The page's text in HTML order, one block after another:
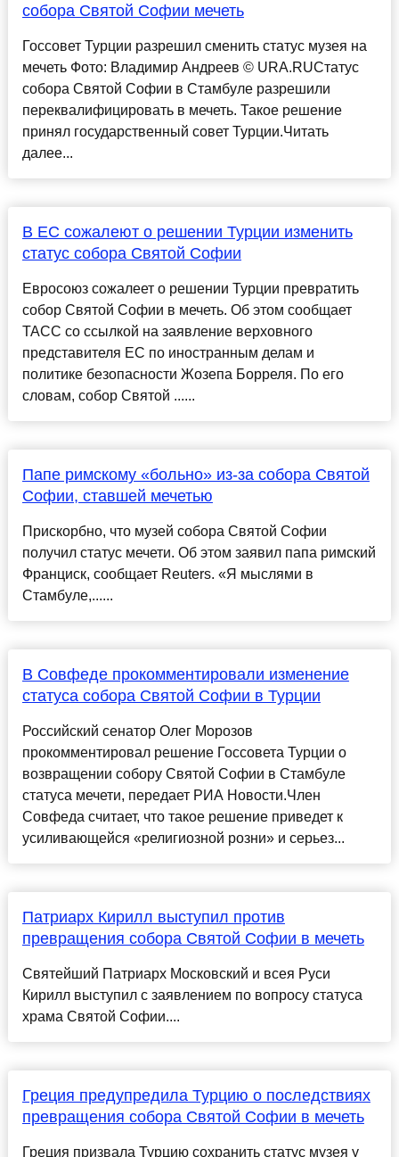
собора Святой Софии мечеть
Госсовет Турции разрешил сменить статус музея на
мечеть Фото: Владимир Андреев © URA.RUСтатус
собора Святой Софии в Стамбуле разрешили
переквалифицировать в мечеть. Такое решение
принял государственный совет Турции.Читать
далее...
В ЕС сожалеют о решении Турции изменить
статус собора Святой Софии
Евросоюз сожалеет о решении Турции превратить
собор Святой Софии в мечеть. Об этом сообщает
ТАСС со ссылкой на заявление верховного
представителя ЕС по иностранным делам и
политике безопасности Жозепа Борреля. По его
словам, собор Святой ......
Папе римскому «больно» из-за собора Святой
Софии, ставшей мечетью
Прискорбно, что музей собора Святой Софии
получил статус мечети. Об этом заявил папа римский
Франциск, сообщает Reuters. «Я мыслями в
Стамбуле,......
В Совфеде прокомментировали изменение
статуса собора Святой Софии в Турции
Российский сенатор Олег Морозов
прокомментировал решение Госсовета Турции о
возвращении собору Святой Софии в Стамбуле
статуса мечети, передает РИА Новости.Член
Совфеда считает, что такое решение приведет к
усиливающейся «религиозной розни» и серьез...
Патриарх Кирилл выступил против
превращения собора Святой Софии в мечеть
Святейший Патриарх Московский и всея Руси
Кирилл выступил с заявлением по вопросу статуса
храма Святой Софии....
Греция предупредила Турцию о последствиях
превращения собора Святой Софии в мечеть
Греция призвала Турцию сохранить статус музея у